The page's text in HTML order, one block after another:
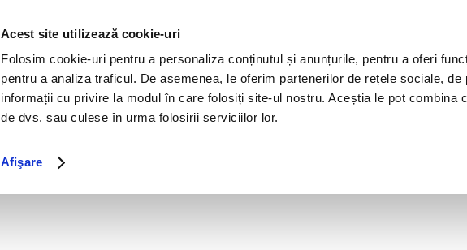
Acest site utilizează cookie-uri
Folosim cookie-uri pentru a personaliza conținutul și anunțurile, pentru a oferi
pentru a analiza traficul. De asemenea, le oferim partenerilor de rețele sociale, de
informații cu privire la modul în care folosiți site-ul nostru. Aceștia le pot combina
de dvs. sau culese în urma folosirii serviciilor lor.
Afişare